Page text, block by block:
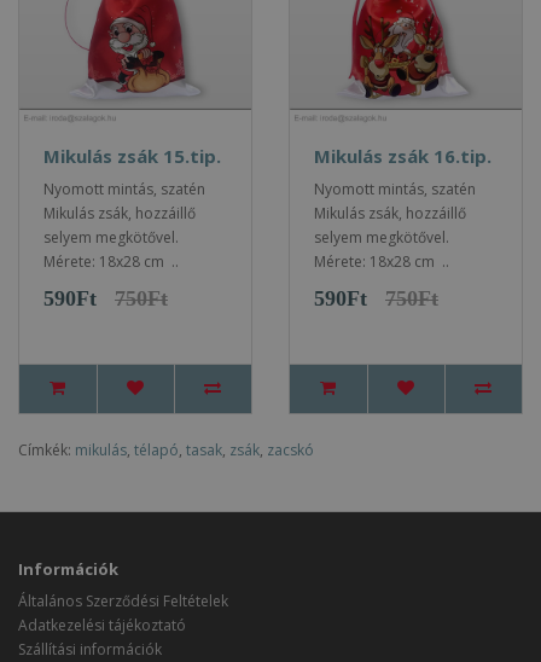
Mikulás zsák 15.tip.
Nyomott mintás, szatén
Mikulás zsák, hozzáillő
selyem megkötővel.
Mérete: 18x28 cm ..
590Ft 750Ft
Mikulás zsák 16.tip.
Nyomott mintás, szatén
Mikulás zsák, hozzáillő
selyem megkötővel.
Mérete: 18x28 cm ..
590Ft 750Ft
Címkék: mikulás, télapó, tasak, zsák, zacskó
Információk
Általános Szerződési Feltételek
Adatkezelési tájékoztató
Szállítási információk